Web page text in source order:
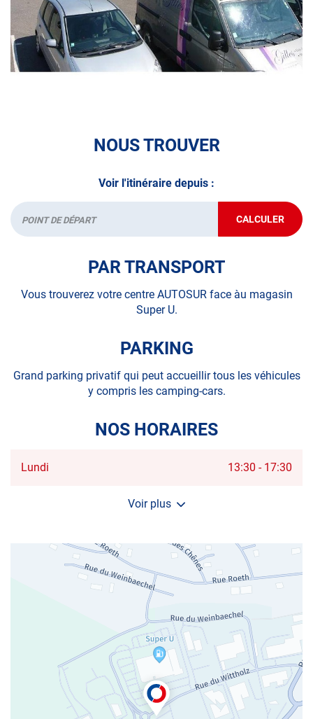
véhicule : Prenez RDV dans votre centre de contrôle
technique.
A très bientôt chezAUTOSUR INGWILLER.
NOUS TROUVER
Voir l'itinéraire depuis :
Départ CALCULER
JUSQU'AU
POINT
PAR TRANSPORT
Vous trouverez votre centre AUTOSUR face àu magasin
Super U.
PARKING
Grand parking privatif qui peut accueillir tous les véhicules
y compris les camping-cars.
NOS HORAIRES
Horaires
Lundi 13:30 - 17:30
Voir plus
et
d'ouverture
du
centre
AUTOSUR
INGWILLER